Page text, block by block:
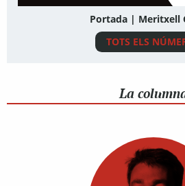
Portada | Meritxell
TOTS ELS
La